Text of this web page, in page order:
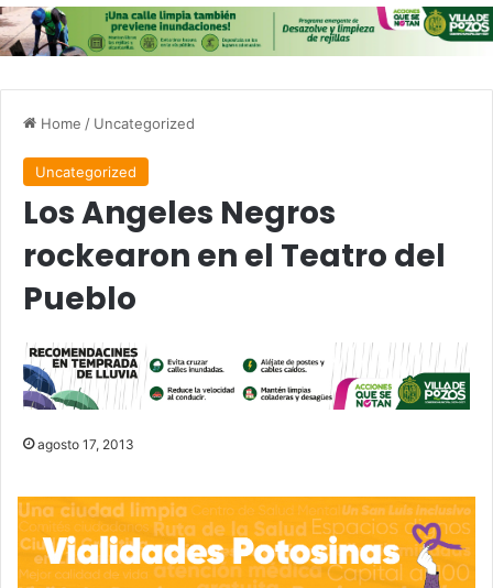
Home / Uncategorized
Uncategorized
Los Angeles Negros
rockearon en el Teatro del
Pueblo
agosto 17, 2013